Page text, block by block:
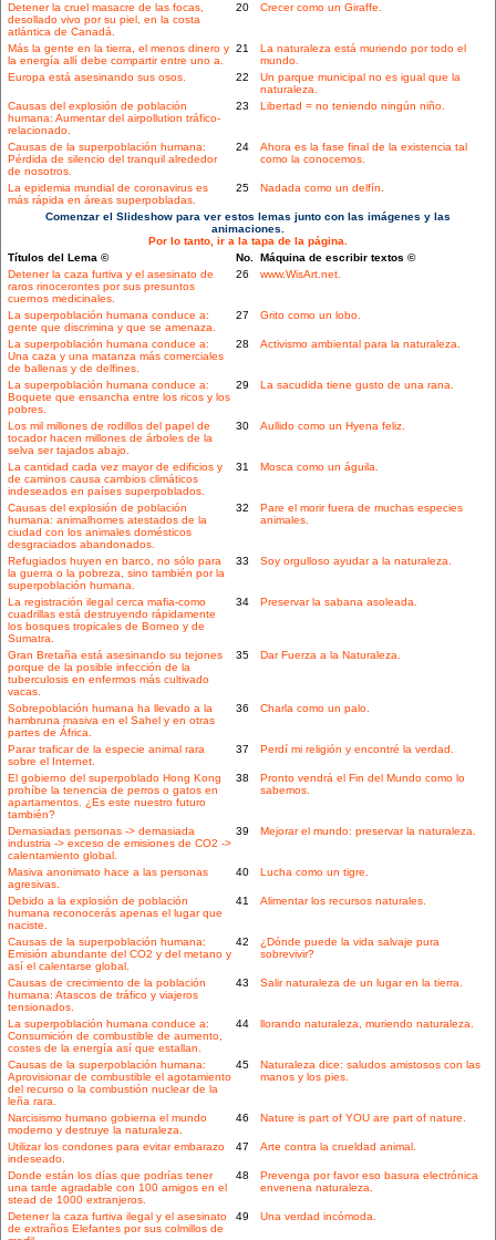
Detener la cruel masacre de las focas,
desollado vivo por su piel, en la costa
atlántica de Canadá.
20 Crecer como un Giraffe.
Más la gente en la tierra, el menos dinero y
la energía allí debe compartir entre uno a.
21
La naturaleza está muriendo por todo el
mundo.
Europa está asesinando sus osos.
22
Un parque municipal no es igual que la
naturaleza.
Causas del explosión de población
humana: Aumentar del airpollution tráfico-
relacionado.
23 Libertad = no teniendo ningún niño.
Causas de la superpoblación humana:
Pérdida de silencio del tranquil alrededor
de nosotros.
24
Ahora es la fase final de la existencia tal
como la conocemos.
La epidemia mundial de coronavirus es
más rápida en áreas superpobladas.
25 Nadada como un delfín.
Comenzar el Slideshow para ver estos lemas junto con las imágenes y las
animaciones.
Por lo tanto, ir a la tapa de la página.
Títulos del Lema ©
No. Máquina de escribir textos ©
Detener la caza furtiva y el asesinato de
raros rinocerontes por sus presuntos
cuernos medicinales.
26 www.WisArt.net.
La superpoblación humana conduce a:
gente que discrimina y que se amenaza.
27 Grito como un lobo.
La superpoblación humana conduce a:
Una caza y una matanza más comerciales
de ballenas y de delfines.
28 Activismo ambiental para la naturaleza.
La superpoblación humana conduce a:
Boquete que ensancha entre los ricos y los
pobres.
29 La sacudida tiene gusto de una rana.
Los mil millones de rodillos del papel de
tocador hacen millones de árboles de la
selva ser tajados abajo.
30 Aullido como un Hyena feliz.
La cantidad cada vez mayor de edificios y
de caminos causa cambios climáticos
indeseados en países superpoblados.
31 Mosca como un águila.
Causas del explosión de población
humana: animalhomes atestados de la
ciudad con los animales domésticos
desgraciados abandonados.
32
Pare el morir fuera de muchas especies
animales.
Refugiados huyen en barco, no sólo para
la guerra o la pobreza, sino también por la
superpoblación humana.
33 Soy orgulloso ayudar a la naturaleza.
La registración ilegal cerca mafia-como
cuadrillas está destruyendo rápidamente
los bosques tropicales de Borneo y de
Sumatra.
34 Preservar la sabana asoleada.
Gran Bretaña está asesinando su tejones
porque de la posible infección de la
tuberculosis en enfermos más cultivado
vacas.
35 Dar Fuerza a la Naturaleza.
Sobrepoblación humana ha llevado a la
hambruna masiva en el Sahel y en otras
partes de África.
36 Charla como un palo.
Parar traficar de la especie animal rara
sobre el Internet.
37 Perdí mi religión y encontré la verdad.
El gobierno del superpoblado Hong Kong
prohíbe la tenencia de perros o gatos en
apartamentos. ¿Es este nuestro futuro
también?
38
Pronto vendrá el Fin del Mundo como lo
sabemos.
Demasiadas personas -> demasiada
industria -> exceso de emisiones de CO2 ->
calentamiento global.
39 Mejorar el mundo: preservar la naturaleza.
Masiva anonimato hace a las personas
agresivas.
40 Lucha como un tigre.
Debido a la explosión de población
humana reconocerás apenas el lugar que
naciste.
41 Alimentar los recursos naturales.
Causas de la superpoblación humana:
Emisión abundante del CO2 y del metano y
así el calentarse global.
42
¿Dónde puede la vida salvaje pura
sobrevivir?
Causas de crecimiento de la población
humana: Atascos de tráfico y viajeros
tensionados.
43 Salir naturaleza de un lugar en la tierra.
La superpoblación humana conduce a:
Consumición de combustible de aumento,
costes de la energía así que estallan.
44 llorando naturaleza, muriendo naturaleza.
Causas de la superpoblación humana:
Aprovisionar de combustible el agotamiento
del recurso o la combustión nuclear de la
leña rara.
45
Naturaleza dice: saludos amistosos con las
manos y los pies.
Narcisismo humano gobierna el mundo
moderno y destruye la naturaleza.
46 Nature is part of YOU are part of nature.
Utilizar los condones para evitar embarazo
indeseado.
47 Arte contra la crueldad animal.
Donde están los días que podrías tener
una tarde agradable con 100 amigos en el
stead de 1000 extranjeros.
48
Prevenga por favor eso basura electrónica
envenena naturaleza.
Detener la caza furtiva ilegal y el asesinato
de extraños Elefantes por sus colmillos de
49 Una verdad incómoda.